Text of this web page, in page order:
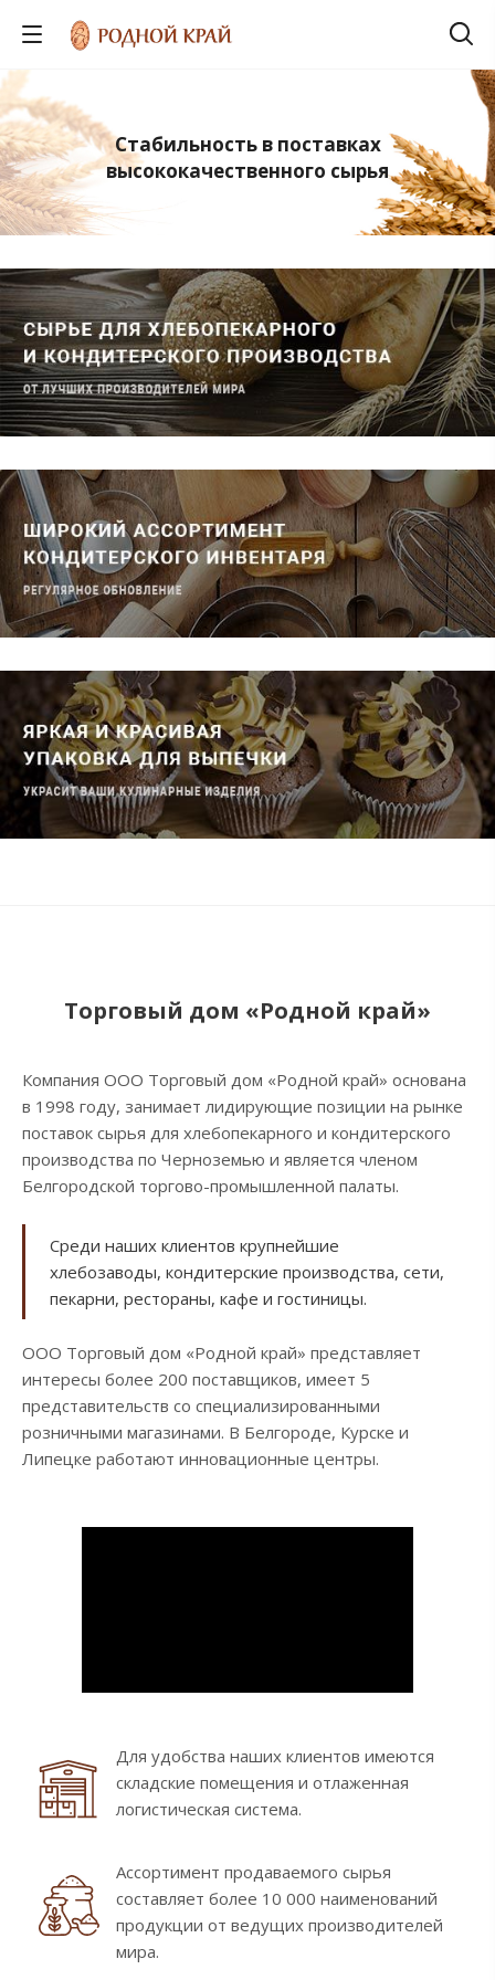
Стабильность в поставках
высококачественного сырья
Торговый дом «Родной край»
Компания ООО Торговый дом «Родной край» основана
в 1998 году, занимает лидирующие позиции на рынке
поставок сырья для хлебопекарного и кондитерского
производства по Черноземью и является членом
Белгородской торгово-промышленной палаты.
Среди наших клиентов крупнейшие
хлебозаводы, кондитерские производства, сети,
пекарни, рестораны, кафе и гостиницы.
ООО Торговый дом «Родной край» представляет
интересы более 200 поставщиков, имеет 5
представительств со специализированными
розничными магазинами. В Белгороде, Курске и
Липецке работают инновационные центры.
Для удобства наших клиентов имеются
складские помещения и отлаженная
логистическая система.
Ассортимент продаваемого сырья
составляет более 10 000 наименований
продукции от ведущих производителей
мира.